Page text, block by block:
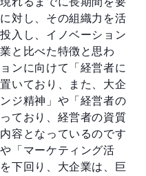
対し、その組織力を活
入し、イノベーション
と比べた特徴と思わ
ンに向けて「経営者に
いており、また、大企
ジ精神」や「経営者の
ており、経営者の資質
容となっているのです
「マーケティング活
下回り、大企業は、巨